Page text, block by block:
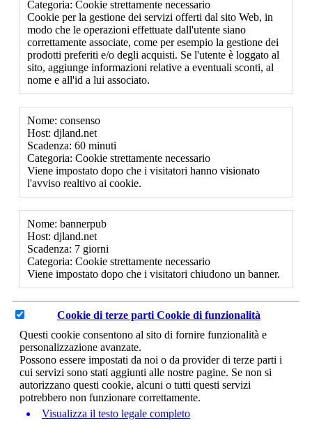
Categoria: Cookie strettamente necessario
Cookie per la gestione dei servizi offerti dal sito Web, in
modo che le operazioni effettuate dall'utente siano
correttamente associate, come per esempio la gestione dei
prodotti preferiti e/o degli acquisti. Se l'utente è loggato al
sito, aggiunge informazioni relative a eventuali sconti, al
nome e all'id a lui associato.
Nome: consenso
Host: djland.net
Scadenza: 60 minuti
Categoria: Cookie strettamente necessario
Viene impostato dopo che i visitatori hanno visionato
l'avviso realtivo ai cookie.
Nome: bannerpub
Host: djland.net
Scadenza: 7 giorni
Categoria: Cookie strettamente necessario
Viene impostato dopo che i visitatori chiudono un banner.
Cookie di terze parti Cookie di funzionalità
Questi cookie consentono al sito di fornire funzionalità e
personalizzazione avanzate.
Possono essere impostati da noi o da provider di terze parti i
cui servizi sono stati aggiunti alle nostre pagine. Se non si
autorizzano questi cookie, alcuni o tutti questi servizi
potrebbero non funzionare correttamente.
Visualizza il testo legale completo